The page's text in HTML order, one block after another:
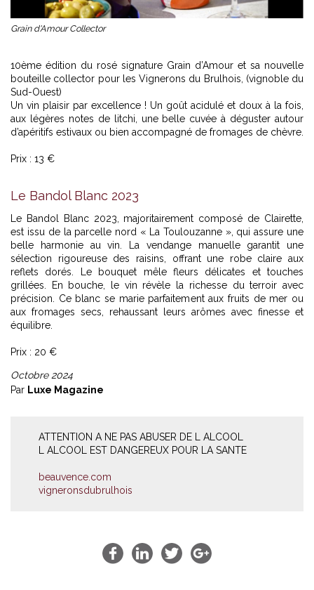
Grain d'Amour Collector
10ème édition du rosé signature Grain d’Amour et sa nouvelle
bouteille collector pour les Vignerons du Brulhois, (vignoble du
Sud-Ouest)
Un vin plaisir par excellence ! Un goût acidulé et doux à la fois,
aux légères notes de litchi, une belle cuvée à déguster autour
d’apéritifs estivaux ou bien accompagné de fromages de chèvre.
Prix : 13 €
Le Bandol Blanc 2023
Le Bandol Blanc 2023, majoritairement composé de Clairette,
est issu de la parcelle nord « La Toulouzanne », qui assure une
belle harmonie au vin. La vendange manuelle garantit une
sélection rigoureuse des raisins, offrant une robe claire aux
reflets dorés. Le bouquet mêle fleurs délicates et touches
grillées. En bouche, le vin révèle la richesse du terroir avec
précision. Ce blanc se marie parfaitement aux fruits de mer ou
aux fromages secs, rehaussant leurs arômes avec finesse et
équilibre.
Prix : 20 €
Octobre 2024
Par Luxe Magazine
ATTENTION A NE PAS ABUSER DE L ALCOOL
L ALCOOL EST DANGEREUX POUR LA SANTE
beauvence.com
vigneronsdubrulhois